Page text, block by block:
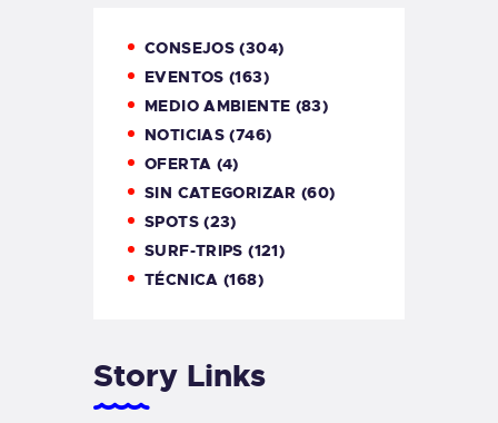
CONSEJOS (304)
EVENTOS (163)
MEDIO AMBIENTE (83)
NOTICIAS (746)
OFERTA (4)
SIN CATEGORIZAR (60)
SPOTS(23)
SURF-TRIPS (121)
TÉCNICA (168)
Story Links